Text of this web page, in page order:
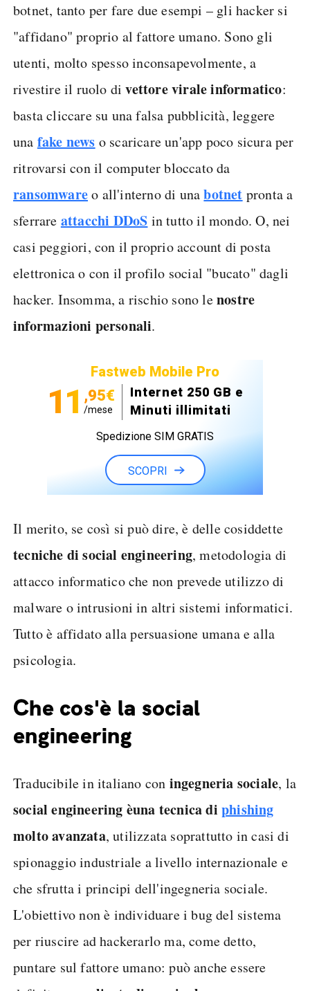
botnet, tanto per fare due esempi – gli hacker si
"affidano" proprio al fattore umano. Sono gli
utenti, molto spesso inconsapevolmente, a
rivestire il ruolo divettore virale informatico:
basta cliccare su una falsa pubblicità, leggere
una fake news o scaricare un'app poco sicura per
ritrovarsi con il computer bloccato da
ransomwareo all'interno di unabotnet pronta a
sferrare attacchi DDoS in tutto il mondo. O, nei
casi peggiori, con il proprio account di posta
elettronica o con il profilo social "bucato" dagli
hacker. Insomma, a rischio sono lenostre
informazioni personali.
Fastweb Mobile Pro
11 ,95€
/mese
Internet 250 GB e
Minuti illimitati
Spedizione SIM GRATIS
SCOPRI
Il merito, se così si può dire, è delle cosiddette
tecniche di social engineering, metodologia di
attacco informatico che non prevede utilizzo di
malware o intrusioni in altri sistemi informatici.
Tutto è affidato alla persuasione umana e alla
psicologia.
Che cos'è la social
engineering
Traducibile in italiano con ingegneria sociale, la
social engineering èuna tecnica di phishing
molto avanzata, utilizzata soprattutto in casi di
spionaggio industriale a livello internazionale e
che sfrutta i principi dell'ingegneria sociale.
L'obiettivo non è individuare i bug del sistema
per riuscire ad hackerarlo ma, come detto,
puntare sul fattore umano: può anche essere